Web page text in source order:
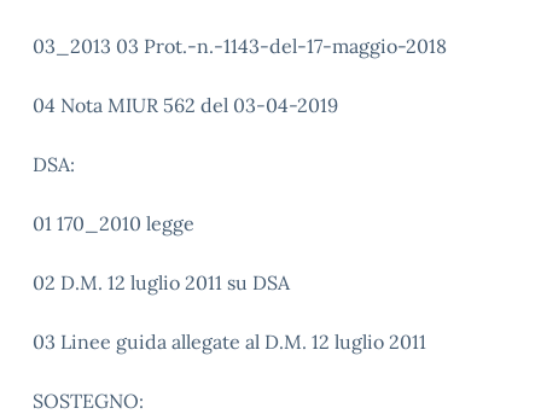
03_2013 03 Prot.-n.-1143-del-17-maggio-2018
04 Nota MIUR 562 del 03-04-2019
DSA:
01 170_2010 legge
02 D.M. 12 luglio 2011 su DSA
03 Linee guida allegate al D.M. 12 luglio 2011
SOSTEGNO: